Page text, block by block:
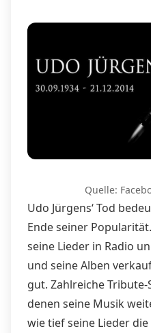
Quelle:
Udo Jürgens‘ Tod
Ende seiner
seine Lieder in Radio
und seine Alben
gut. Zahlreiche
denen seine Musik
wie tief seine Lieder